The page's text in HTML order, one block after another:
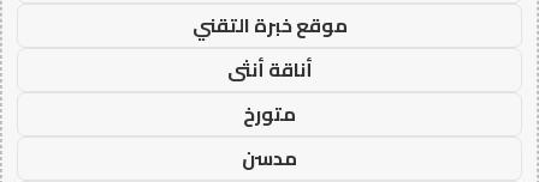
موقع خبرة التقني
أناقة أنثى
متورخ
مدسن